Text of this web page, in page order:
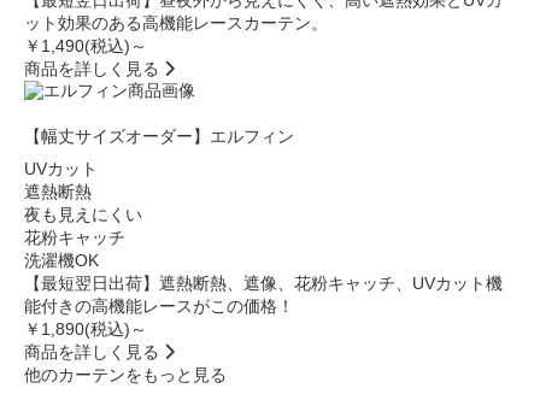
ット効果のある高機能レースカーテン。
￥1,490(税込)～
商品を詳しく見る
【幅丈サイズオーダー】エルフィン
UVカット
遮熱断熱
夜も見えにくい
花粉キャッチ
洗濯機OK
【最短翌日出荷】遮熱断熱、遮像、花粉キャッチ、UVカット機
能付きの高機能レースがこの価格！
￥1,890(税込)～
商品を詳しく見る
他のカーテンをもっと見る